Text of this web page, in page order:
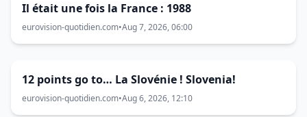
Il était une fois la France : 1988
eurovision-quotidien.com•Aug 7, 2026, 06:00
12 points go to… La Slovénie ! Slovenia!
eurovision-quotidien.com•Aug 6, 2026, 12:10